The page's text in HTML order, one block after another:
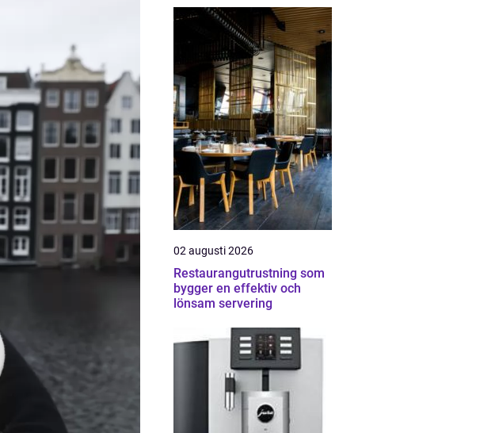
02 augusti 2026
Restaurangutrustning som
bygger en effektiv och
lönsam servering